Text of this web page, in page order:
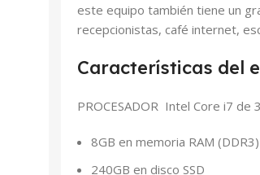
este equipo también tiene un
recepcionistas, café internet,
Características del
PROCESADOR Intel Core i7 de
8GB en memoria RAM (DDR3)
240GB en disco SSD